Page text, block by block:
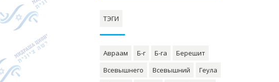
ТЭГИ
Авраам Б-г Б-га
Берешит
Всевышнего
Всевышний
Геула